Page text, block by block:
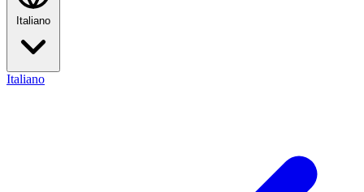
Italiano
Italiano